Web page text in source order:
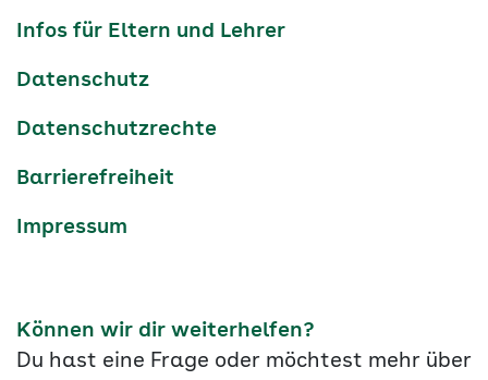
Infos für Eltern und Lehrer
Datenschutz
Datenschutzrechte
Barrierefreiheit
Impressum
Können wir dir weiterhelfen?
Du hast eine Frage oder möchtest mehr über